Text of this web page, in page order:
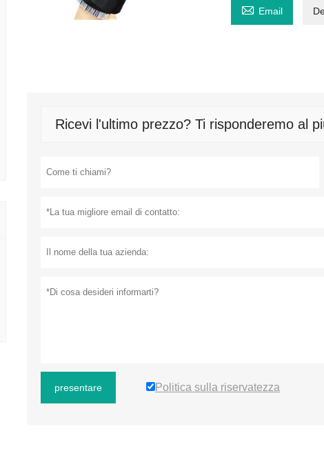
 Email
Ricevi l'ultimo prezzo? Ti risponderemo al
presentare Politica sulla riservatezza